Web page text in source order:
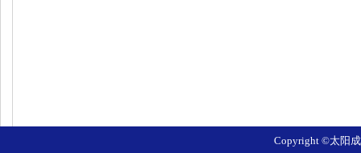
Copyright ©太阳